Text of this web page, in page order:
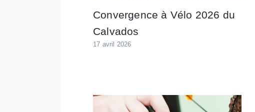
Convergence à Vélo 2026 du
Calvados
17 avril 2026